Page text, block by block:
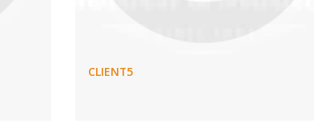
CLIENT5